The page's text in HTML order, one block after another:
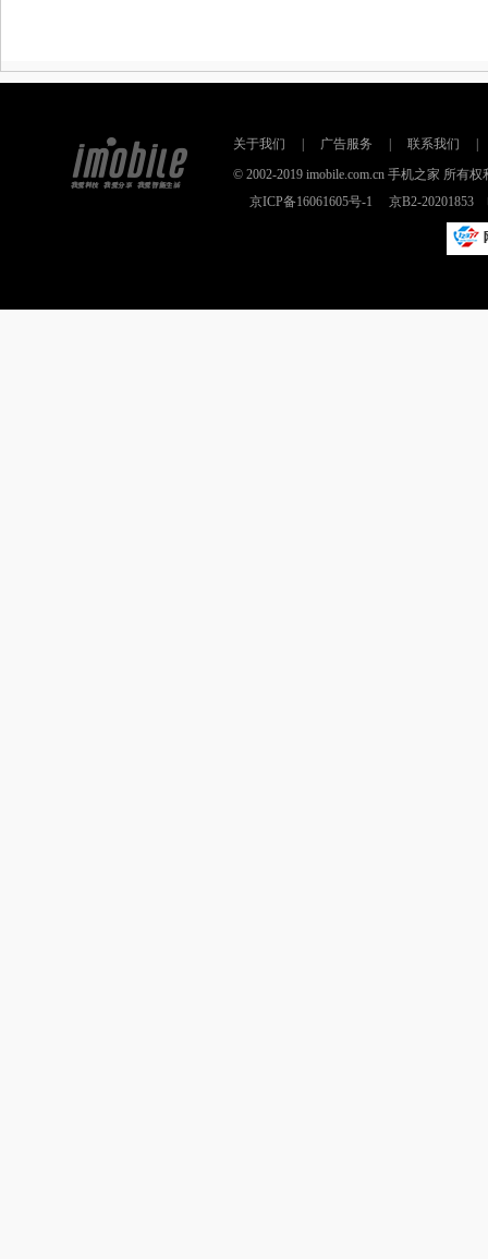
关于我们 广告服务 联系我们
© 2002-2019 imobile.com.cn 手机之家 所有
京ICP备16061605号-1
京B2-20201853